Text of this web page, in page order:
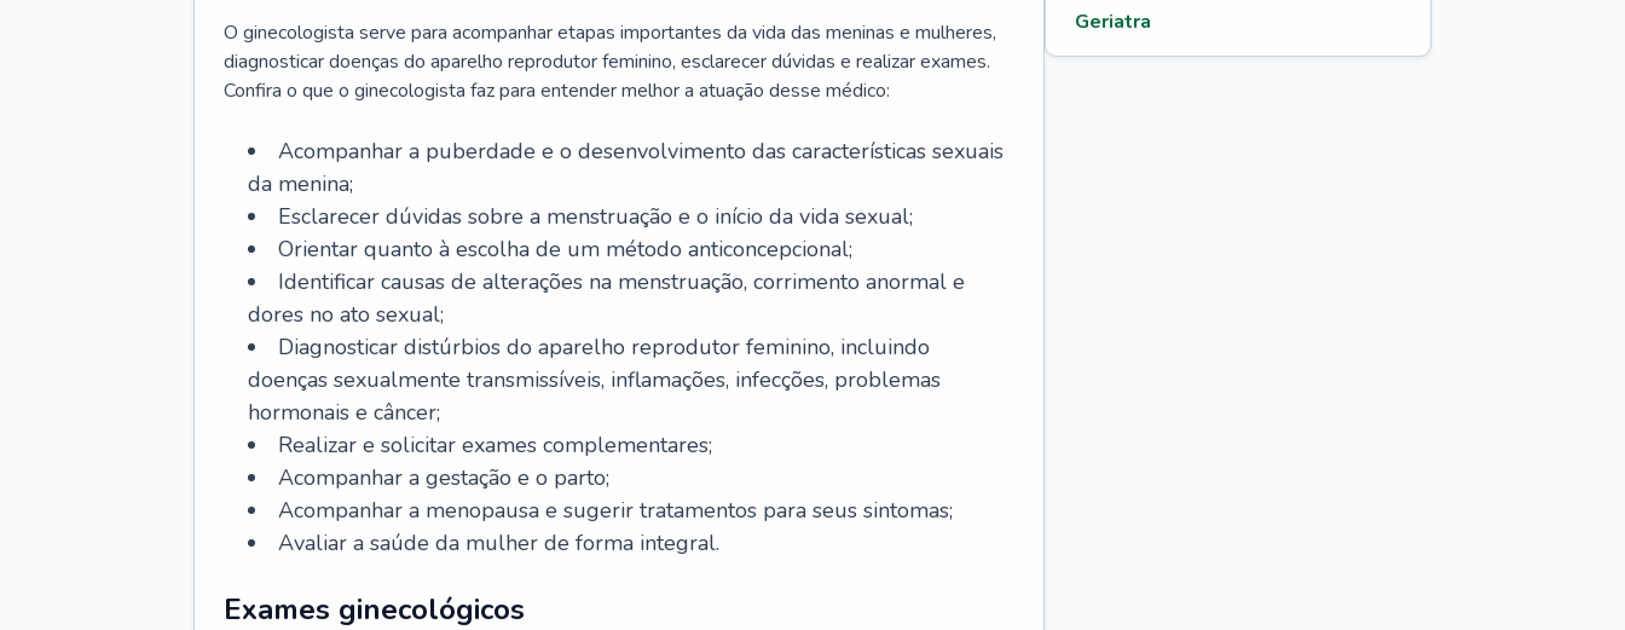
O ginecologista serve para acompanhar etapas importantes da vida das meninas e mulheres,
diagnosticar doenças do aparelho reprodutor feminino, esclarecer dúvidas e realizar exames.
Confira o que o ginecologista faz para entender melhor a atuação desse médico:
Acompanhar a puberdade e o desenvolvimento das características sexuais
da menina;
Esclarecer dúvidas sobre a menstruação e o início da vida sexual;
Orientar quanto à escolha de um método anticoncepcional;
Identificar causas de alterações na menstruação, corrimento anormal e
dores no ato sexual;
Diagnosticar distúrbios do aparelho reprodutor feminino, incluindo
doenças sexualmente transmissíveis, inflamações, infecções, problemas
hormonais e câncer;
Realizar e solicitar exames complementares;
Acompanhar a gestação e o parto;
Acompanhar a menopausa e sugerir tratamentos para seus sintomas;
Avaliar a saúde da mulher de forma integral.
Exames ginecológicos
Geriatra